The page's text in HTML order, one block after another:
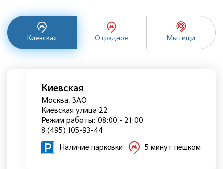
Киевская Отрадное Мытищи
Киевская
Москва, ЗАО
Киевская улица 22
Режим работы: 08:00 - 21:00
8 (495) 105-93-44
Наличие парковки 5 минут пешком